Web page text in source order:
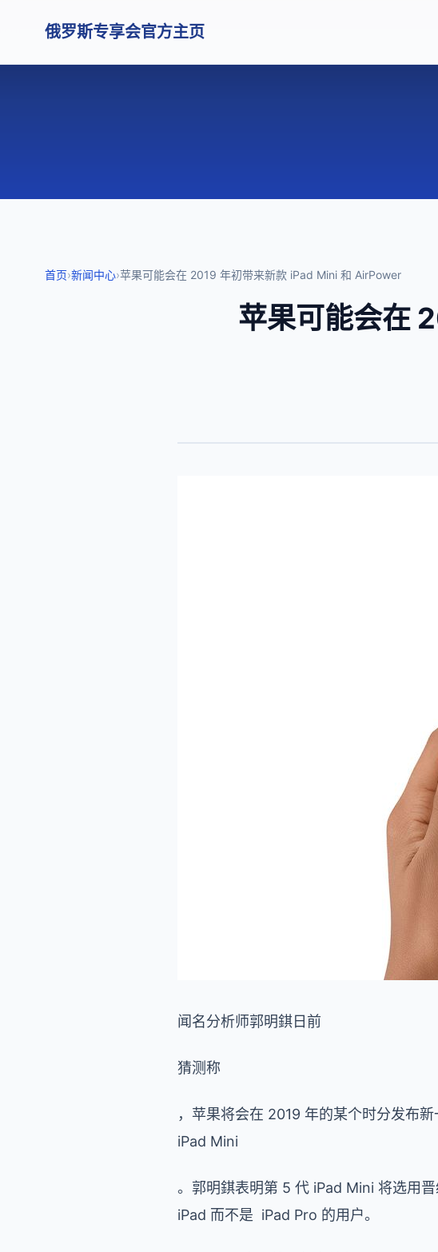
俄罗斯专享会官方主页
首页›新闻中心›苹果可能会在 2019 年初带来新款 iPad Mini 和 AirPower
苹果可能会在
闻名分析师郭明錤日前
猜测称
，苹果将会在 2019 年的某个时分发布新
iPad Mini
。郭明錤表明第 5 代 iPad Mini 将选用
iPad 而不是 iPad Pro 的用户。